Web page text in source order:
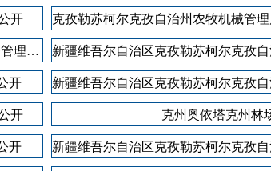
开
新疆维吾尔自治区克孜勒苏柯尔克孜自治州机关事务管理局2017年部门预算公开
开
开 克州奥依塔克州林
开